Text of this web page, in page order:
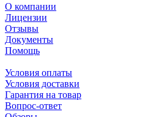
О компании
Лицензии
Отзывы
Документы
Помощь
Условия оплаты
Условия доставки
Гарантия на товар
Вопрос-ответ